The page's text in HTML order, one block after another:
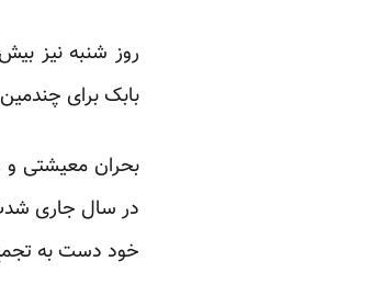
بابک برای
در سال جاری
خود دست به